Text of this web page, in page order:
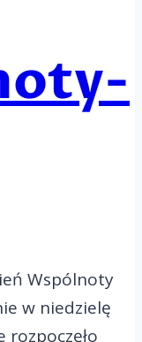
Wspólnoty
w niedzielę
rozpoczęło